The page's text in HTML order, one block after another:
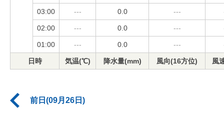
03:00 --- 0.0 ---
02:00 --- 0.0 ---
01:00 --- 0.0 ---
日時 気温(℃) 降水量(mm) 風向(16方位) 風
前日(09月26日)